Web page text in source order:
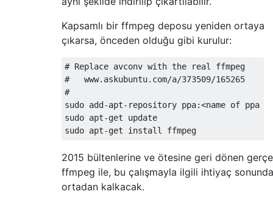
Kapsamlı bir ffmpeg deposu yeniden ortaya
çıkarsa, önceden olduğu gibi kurulur:
# Replace avconv with the real ffmpeg
#   www.askubuntu.com/a/373509/165265
#
sudo add-apt-repository ppa:<name of ppa
sudo apt-get update
2015 bültenlerine ve ötesine geri dönen
ffmpeg ile, bu çalışmayla ilgili ihtiyaç sonunda
ortadan kalkacak.